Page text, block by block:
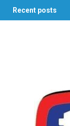
Recent posts